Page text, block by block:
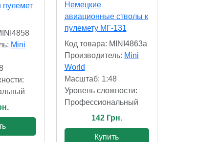
Mini
Немецкие
авиационные стволы к
пулемету МГ-131
Код товара: MINI4863a
Производитель: Mini
World
Масштаб: 1:48
Уровень сложности:
Профессиональный
142 Грн.
Купить